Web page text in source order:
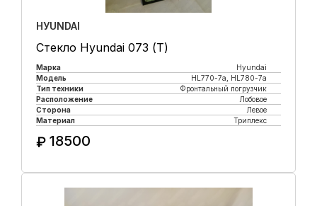
HУUNDAI
Стекло Hyundai 073 (Т)
Марка
Hyundai
Модель
HL770-7а, HL780-7а
Тип техники
Фронтальный погрузчик
Расположение
Лобовое
Сторона
Левое
Материал
Триплекс
₽ 18500